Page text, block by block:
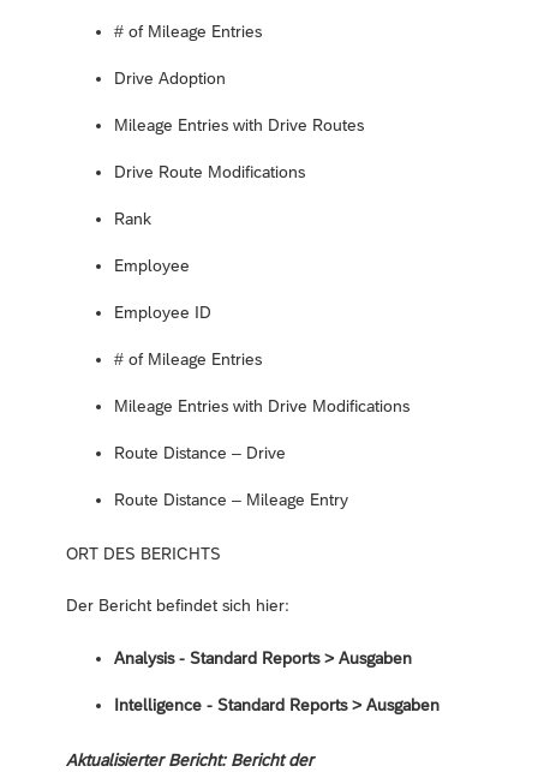
# of Mileage Entries
Drive Adoption
Mileage Entries with Drive Routes
Drive Route Modifications
Rank
Employee
Employee ID
# of Mileage Entries
Mileage Entries with Drive Modifications
Route Distance – Drive
Route Distance – Mileage Entry
ORT DES BERICHTS
Der Bericht befindet sich hier:
Analysis - Standard Reports > Ausgaben
Intelligence - Standard Reports ‎> Ausgaben
Aktualisierter Bericht: Bericht der